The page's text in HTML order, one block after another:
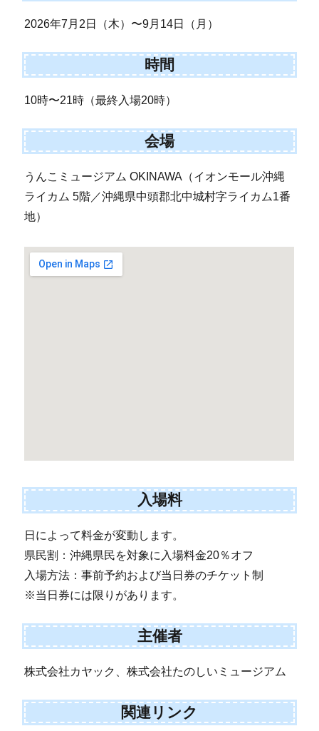
2026年7月2日（木）〜9月14日（月）
時間
10時〜21時（最終入場20時）
会場
うんこミュージアム OKINAWA（イオンモール沖縄
ライカム 5階／沖縄県中頭郡北中城村字ライカム1番
地）
入場料
日によって料金が変動します。
県民割：沖縄県民を対象に入場料金20％オフ
入場方法：事前予約および当日券のチケット制
※当日券には限りがあります。
主催者
株式会社カヤック、株式会社たのしいミュージアム
関連リンク